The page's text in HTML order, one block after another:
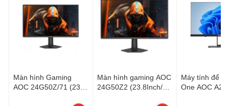
Màn hình Gaming
AOC 24G50Z/71 (23.8
Màn hình gaming AOC
24G50Z2 (23.8Inch/
Máy tính để
One AOC